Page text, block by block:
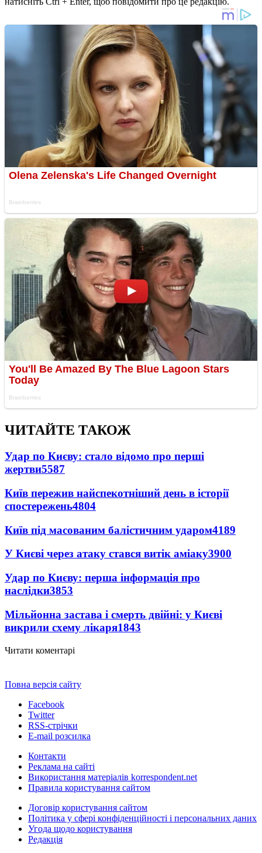
ЧИТАЙТЕ ТАКОЖ
Удар по Києву: стало відомо про перші
жертви5587
Київ пережив найспекотніший день в історії
спостережень4804
Київ під масованим балістичним ударом4189
У Києві через атаку стався витік аміаку3900
Удар по Києву: перша інформація про
наслідки3853
Мільйонна застава і смерть двійні: у Києві
викрили схему лікаря1843
Читати коментарі
Повна версія сайту
Facebook
Twitter
RSS-стрічки
E-mail розсилка
Контакти
Реклама на сайті
Використання матеріалів korrespondent.net
Правила користування сайтом
Договір користування сайтом
Політика у сфері конфіденційності і персональних даних
Угода щодо користування
Редакція